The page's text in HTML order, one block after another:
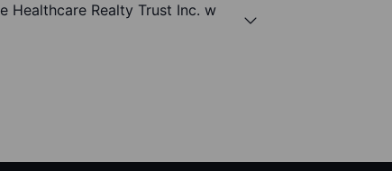
Healthcare Realty Trust Inc. w